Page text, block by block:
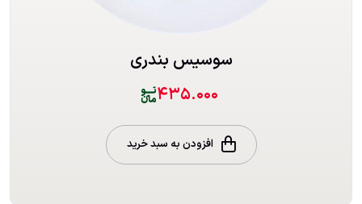
سوسیس بندری
۴۳۵.۰۰۰
افزودن به سبد خرید